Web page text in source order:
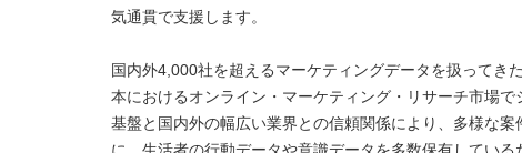
気通貫で支援します。
国内外4,000社を超えるマーケティングデータを扱ってき
本におけるオンライン・マーケティング・リサーチ市場
基盤と国内外の幅広い業界との信頼関係により、多様な
に、生活者の行動データや意識データを多数保有してい